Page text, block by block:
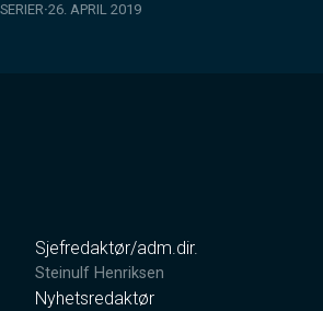
SERIER 26. APRIL 2019
Sjefredaktør/adm.dir.
Steinulf Henriksen
Nyhetsredaktør